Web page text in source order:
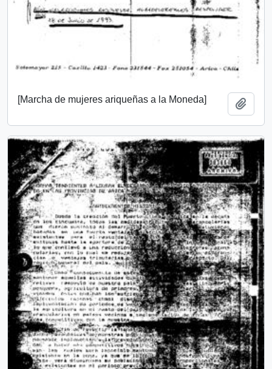
[Marcha de mujeres ariqueñas a la Moneda]